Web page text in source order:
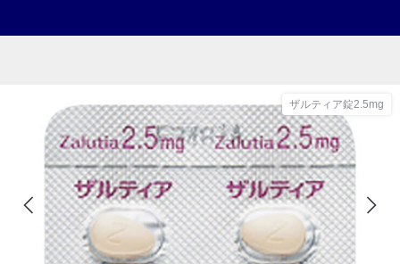
ザルティア錠2.5mg